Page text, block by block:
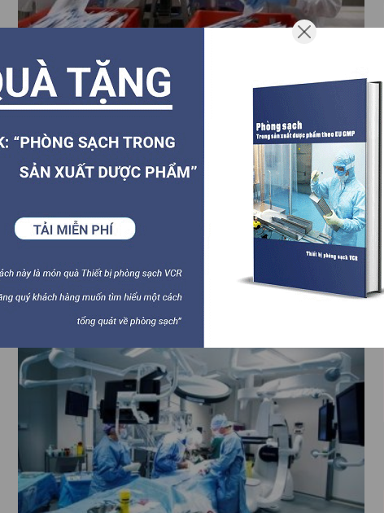
04.06.2022
10 nguyên tắc cơ bản của GMP trong nhà
máy thực phẩm ( phần 2)
Ở Phần 1, chúng ta đã tìm hiểu về Tổng quát, thẩm định, các quy
trình làm việc theo chuẩn GMP. Tiếp nối với phần 2 chúng ta sẽ
tìm hiểu việc đào tạo và phát triển nhân viên, bảo dưỡng và
Chi tiết